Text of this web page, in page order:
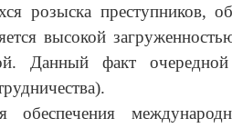
розыска преступников,
высокой
Данный факт очередной
обеспечения